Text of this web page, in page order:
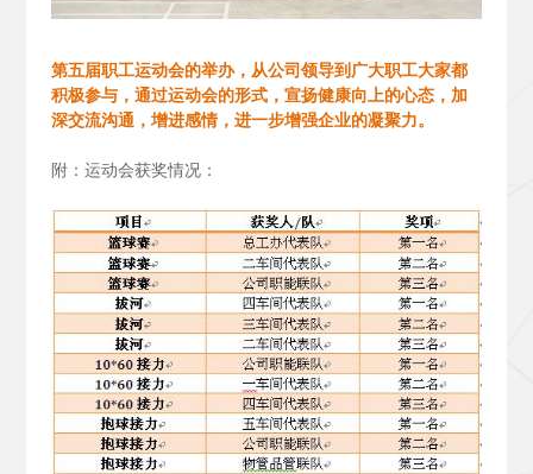
第五届职工运动会的举办，从公司领导到广大职工大家都
积极参与，通过运动会的形式，宣扬健康向上的心态，加
深交流沟通，增进感情，进一步增强企业的凝聚力。
附：运动会获奖情况：